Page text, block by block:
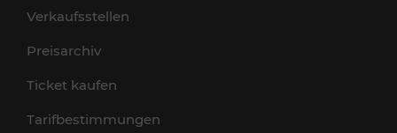
Verkaufsstellen
Preisarchiv
Ticket kaufen
Tarifbestimmungen